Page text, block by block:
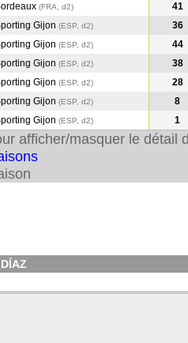
(FRA, d2)
41
Gijon (ESP, d2)
36
Gijon (ESP, d2)
44
Gijon (ESP, d2)
38
Gijon (ESP, d2)
28
Gijon (ESP, d2)
8
Gijon (ESP, d2) 1
afficher/masquer le détail